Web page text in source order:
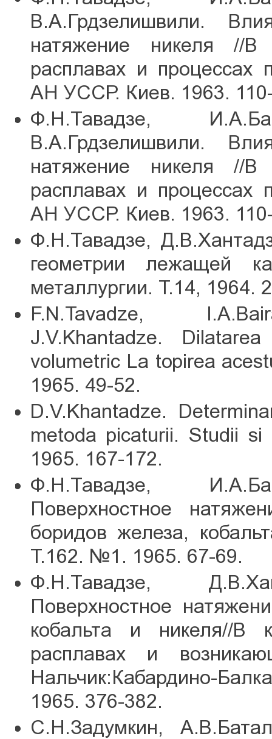
В.А.Грдзелишвили.
натяжение никеля //В
расплавах и процессах
АН УССР. Киев. 1963.
Ф.Н.Тавадзе,
В.А.Грдзелишвили.
натяжение никеля //В
расплавах и процессах
АН УССР. Киев. 1963.
Ф.Н.Тавадзе,
геометрии лежащей
металлургии. Т.14, 1964.
F.N.Tavadze,
J.V.Khantadze.
volumetric La topirea
1965. 49-52.
D.V.Khantadze.
metoda picaturii. Studii
1965. 167-172.
Ф.Н.Тавадзе,
Поверхностное
боридов железа,
Т.162. №1. 1965. 67-69.
Ф.Н.Тавадзе,
Поверхностное
кобальта и никеля//В
расплавах и
Нальчик:Кабардино-
1965. 376-382.
С.Н.Задумкин,